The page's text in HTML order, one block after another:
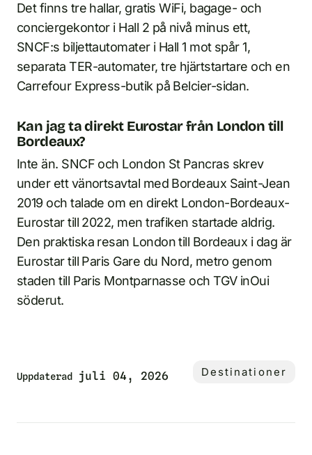
Det finns tre hallar, gratis WiFi, bagage- och
conciergekontor i Hall 2 på nivå minus ett,
SNCF:s biljettautomater i Hall 1 mot spår 1,
separata TER-automater, tre hjärtstartare och en
Carrefour Express-butik på Belcier-sidan.
Kan jag ta direkt Eurostar från London till
Bordeaux?
Inte än. SNCF och London St Pancras skrev
under ett vänortsavtal med Bordeaux Saint-Jean
2019 och talade om en direkt London-Bordeaux-
Eurostar till 2022, men trafiken startade aldrig.
Den praktiska resan London till Bordeaux i dag är
Eurostar till Paris Gare du Nord, metro genom
staden till Paris Montparnasse och TGV inOui
söderut.
Uppdaterad juli 04, 2026 Destinationer